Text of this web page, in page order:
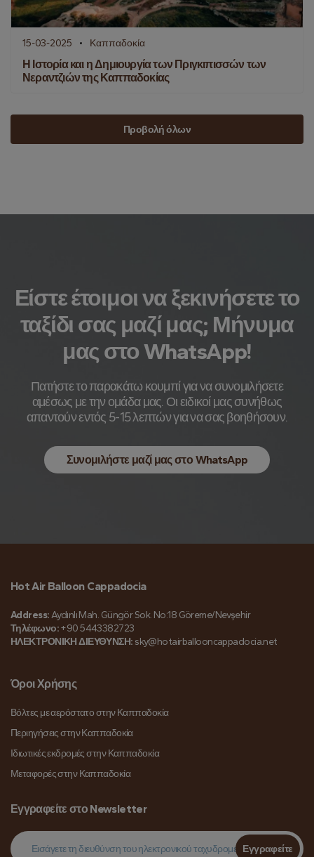
15-03-2025 Καππαδοκία
Η Ιστορία και η Δημιουργία των Πριγκιπισσών των
Νεραντζιών της Καππαδοκίας
Προβολή όλων
Είστε έτοιμοι να ξεκινήσετε το
ταξίδι σας μαζί μας; Μήνυμα
μας στο WhatsApp!
Πατήστε το παρακάτω κουμπί για να συνομιλήσετε
αμέσως με την ομάδα μας. Οι ειδικοί μας συνήθως
απαντούν εντός 5-15 λεπτών για να σας βοηθήσουν.
Συνομιλήστε μαζί μας στο WhatsApp
Hot Air Balloon Cappadocia
Address:Aydınlı Mah. Güngör Sok. No:18 Göreme/Nevşehir
Τηλέφωνο:+90 5443382723
ΗΛΕΚΤΡΟΝΙΚΗ ΔΙΕΥΘΥΝΣΗ: sky@hotairballooncappadocia.net
Όροι Χρήσης
Βόλτες με αερόστατο στην Καππαδοκία
Περιηγήσεις στην Καππαδοκία
Ιδιωτικές εκδρομές στην Καππαδοκία
Μεταφορές στην Καππαδοκία
Εγγραφείτε στο Newsletter
Εγγραφείτε